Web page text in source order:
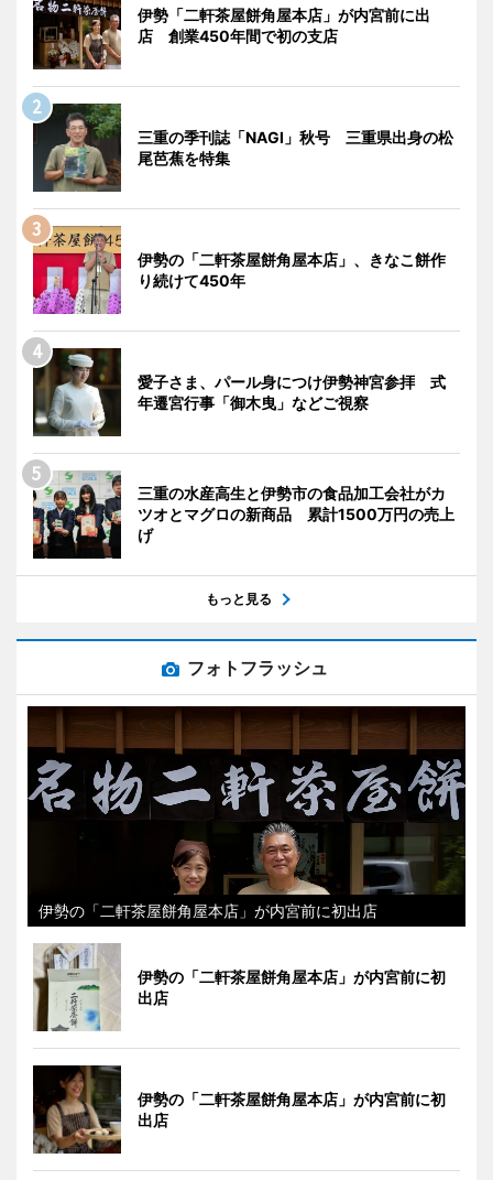
伊勢「二軒茶屋餅角屋本店」が内宮前に出
店 創業450年間で初の支店
三重の季刊誌「NAGI」秋号 三重県出身の松
尾芭蕉を特集
伊勢の「二軒茶屋餅角屋本店」、きなこ餅作
り続けて450年
愛子さま、パール身につけ伊勢神宮参拝 式
年遷宮行事「御木曳」などご視察
三重の水産高生と伊勢市の食品加工会社がカ
ツオとマグロの新商品 累計1500万円の売上
げ
もっと見る
フォトフラッシュ
伊勢の「二軒茶屋餅角屋本店」が内宮前に初出店
伊勢の「二軒茶屋餅角屋本店」が内宮前に初
出店
伊勢の「二軒茶屋餅角屋本店」が内宮前に初
出店